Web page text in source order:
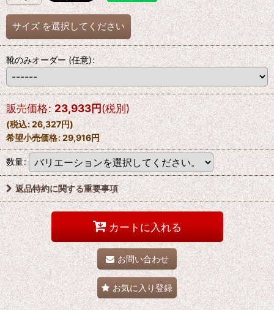
サイズ を選択してください
靴のみオーダー(任意):
販売価格: 23,933円(税別)
(税込:26,327円)
希望小売価格:29,916円
数量:
返品特約に関する重要事項
カートに入れる
お問い合わせ
お気に入り登録